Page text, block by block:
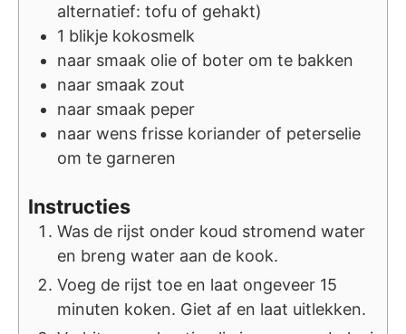
alternatief: tofu of gehakt)
1 blikje kokosmelk
naar smaak olie of boter om te bakken
naar smaak zout
naar smaak peper
naar wens frisse koriander of peterselie
om te garneren
Instructies
Was de rijst onder koud stromend water
en breng water aan de kook.
Voeg de rijst toe en laat ongeveer 15
minuten koken. Giet af en laat uitlekken.